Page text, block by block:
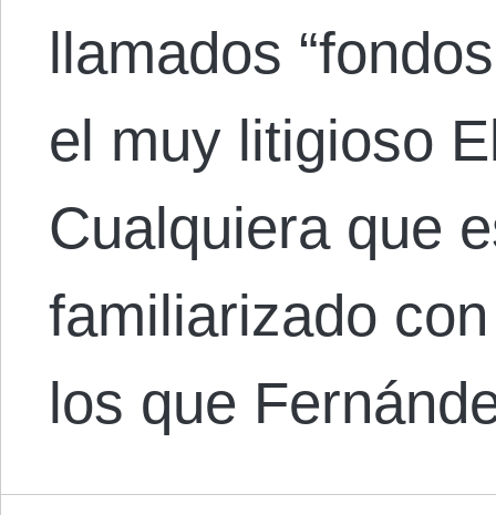
llamados
el muy litigioso
Cualquiera que
familiarizado
los que